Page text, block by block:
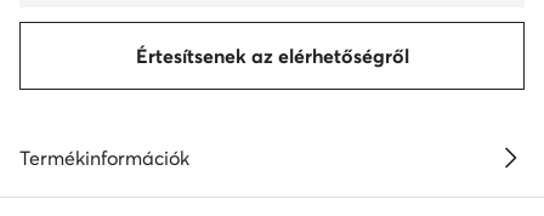
Értesítsenek az elérhetőségről
Termékinformációk